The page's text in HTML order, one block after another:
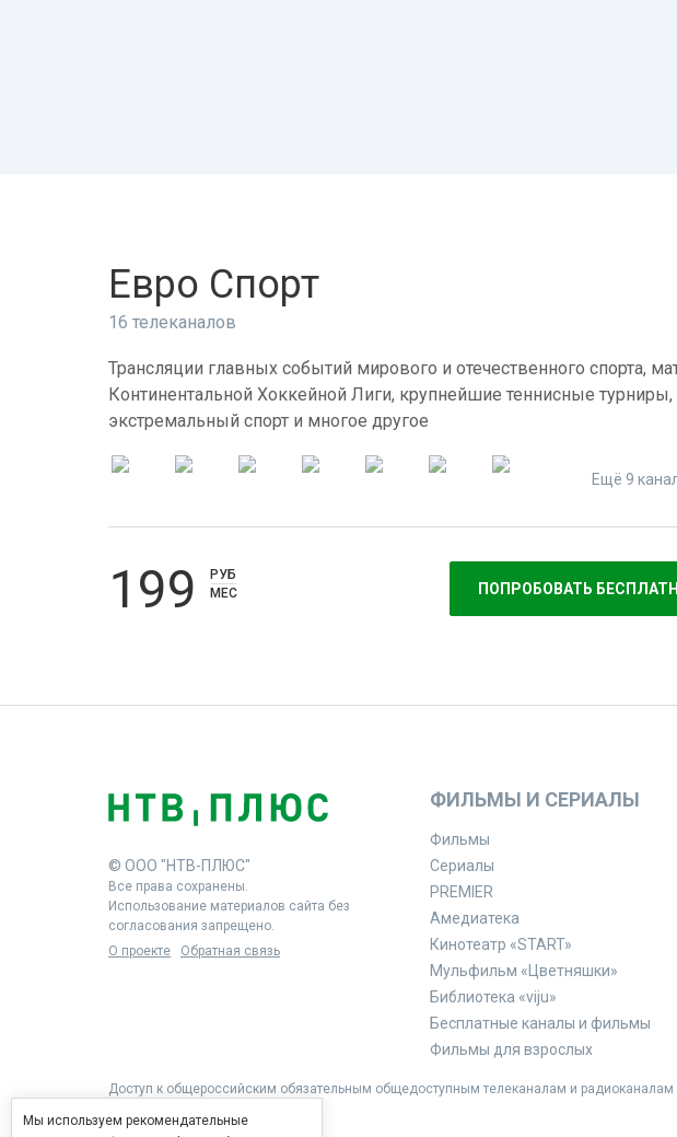
Евро Спорт
16 телеканалов
Трансляции главных событий мирового и отечественного спорта,
Континентальной Хоккейной Лиги, крупнейшие теннисные турниры,
экстремальный спорт и многое другое
Ещё 9
199
РУБ
МЕС
ПОПРОБОВАТЬ
© ООО "НТВ-ПЛЮС"
Все права сохранены.
Использование материалов сайта без
согласования запрещено.
О проекте
Обратная связь
ФИЛЬМЫ И СЕРИАЛЫ
Фильмы
Сериалы
PREMIER
Амедиатека
Кинотеатр «START»
Мульфильм «Цветняшки»
Библиотека «viju»
Бесплатные каналы и фильмы
Фильмы для взрослых
Доступ к общероссийским обязательным общедоступным телеканалам и радиоканалам
Мы используем рекомендательные